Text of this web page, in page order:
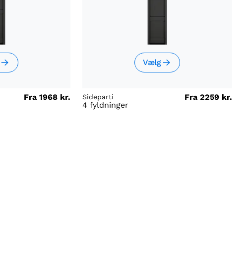
Fra 1968 kr.
Vælg
Sideparti Fra 2259 kr.
4 fyldninger